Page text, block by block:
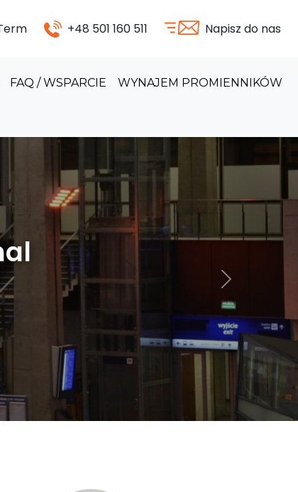
+48 501 160 511 Napisz do nas
FAQ / WSPARCIE WYNAJEM PROMIENNIKÓW
Następny